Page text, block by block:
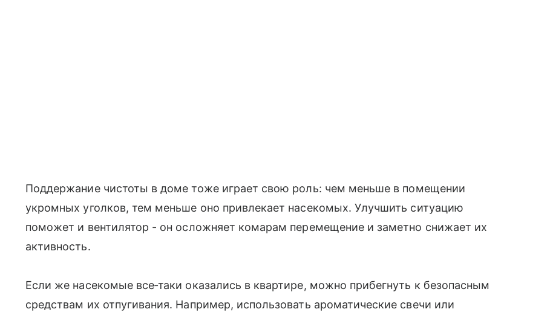
Поддержание чистоты в доме тоже играет свою роль: чем меньше в помещении
укромных уголков, тем меньше оно привлекает насекомых. Улучшить ситуацию
поможет и вентилятор - он осложняет комарам перемещение и заметно снижает их
активность.
Если же насекомые все‑таки оказались в квартире, можно прибегнуть к безопасным
средствам их отпугивания. Например, использовать ароматические свечи или